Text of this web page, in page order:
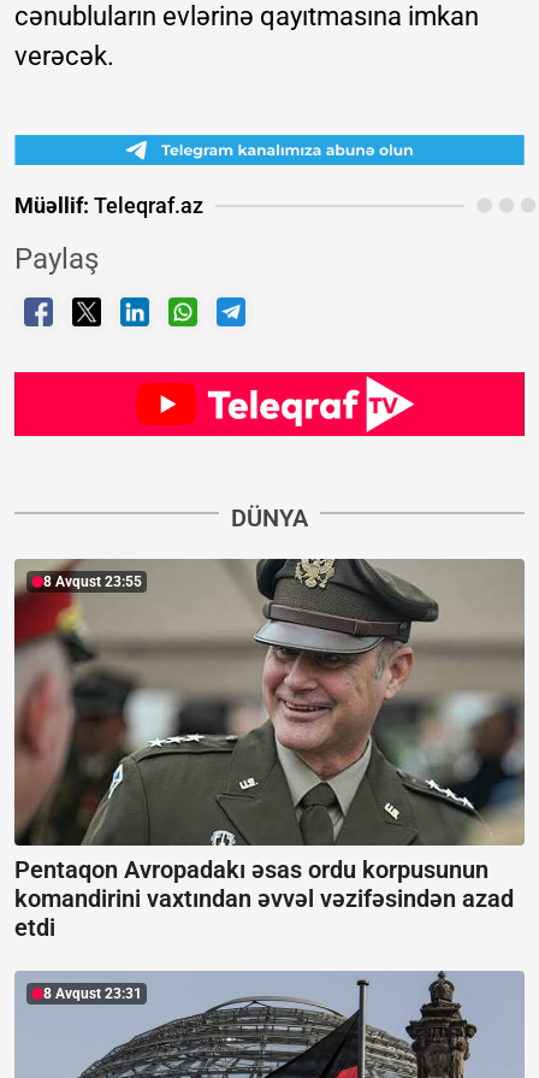
cənubluların evlərinə qayıtmasına imkan
verəcək.
Müəllif: Teleqraf.az
Paylaş
DÜNYA
8 Avqust 23:55
Pentaqon Avropadakı əsas ordu korpusunun
komandirini vaxtından əvvəl vəzifəsindən azad
etdi
8 Avqust 23:31